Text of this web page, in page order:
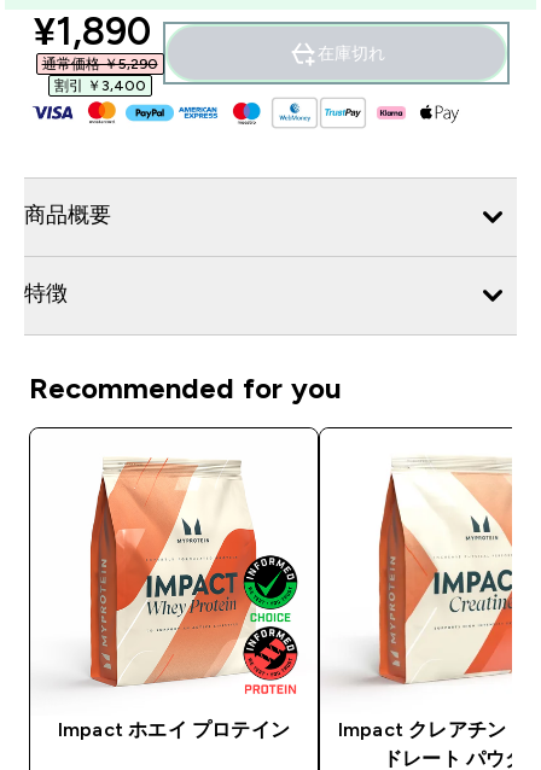
discounted price
¥1,890‎
通常価格 ￥5,290‎
割引 ￥3,400‎
在庫切れ
商品概要
特徴
Recommended for you
Impact ホエイ プロテイン
Impact クレアチン モ
ドレート パウダ